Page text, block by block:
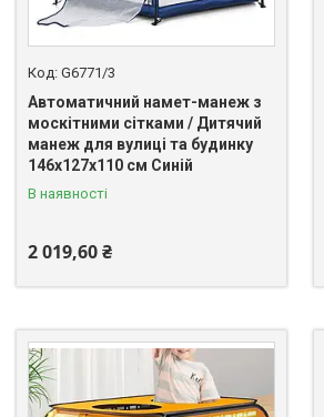
G6771/3
Автоматичний намет-манеж з
москітними сітками / Дитячий
манеж для вулиці та будинку
146х127х110 см Синій
В наявності
2 019,60 ₴